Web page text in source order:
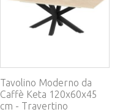
Tavolino Moderno da
Caffè Keta 120x60x45
cm - Travertino